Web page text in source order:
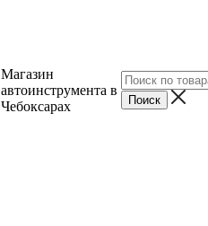
Магазин
автоинструмента в
Чебоксарах